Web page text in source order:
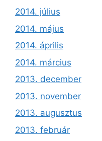
2014. július
2014. május
2014. április
2014. március
2013. december
2013. november
2013. augusztus
2013. február